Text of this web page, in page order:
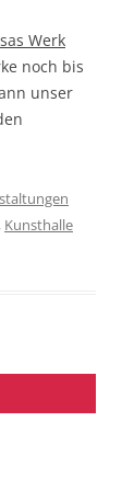
Werk
noch bis
unser
, Kunsthalle